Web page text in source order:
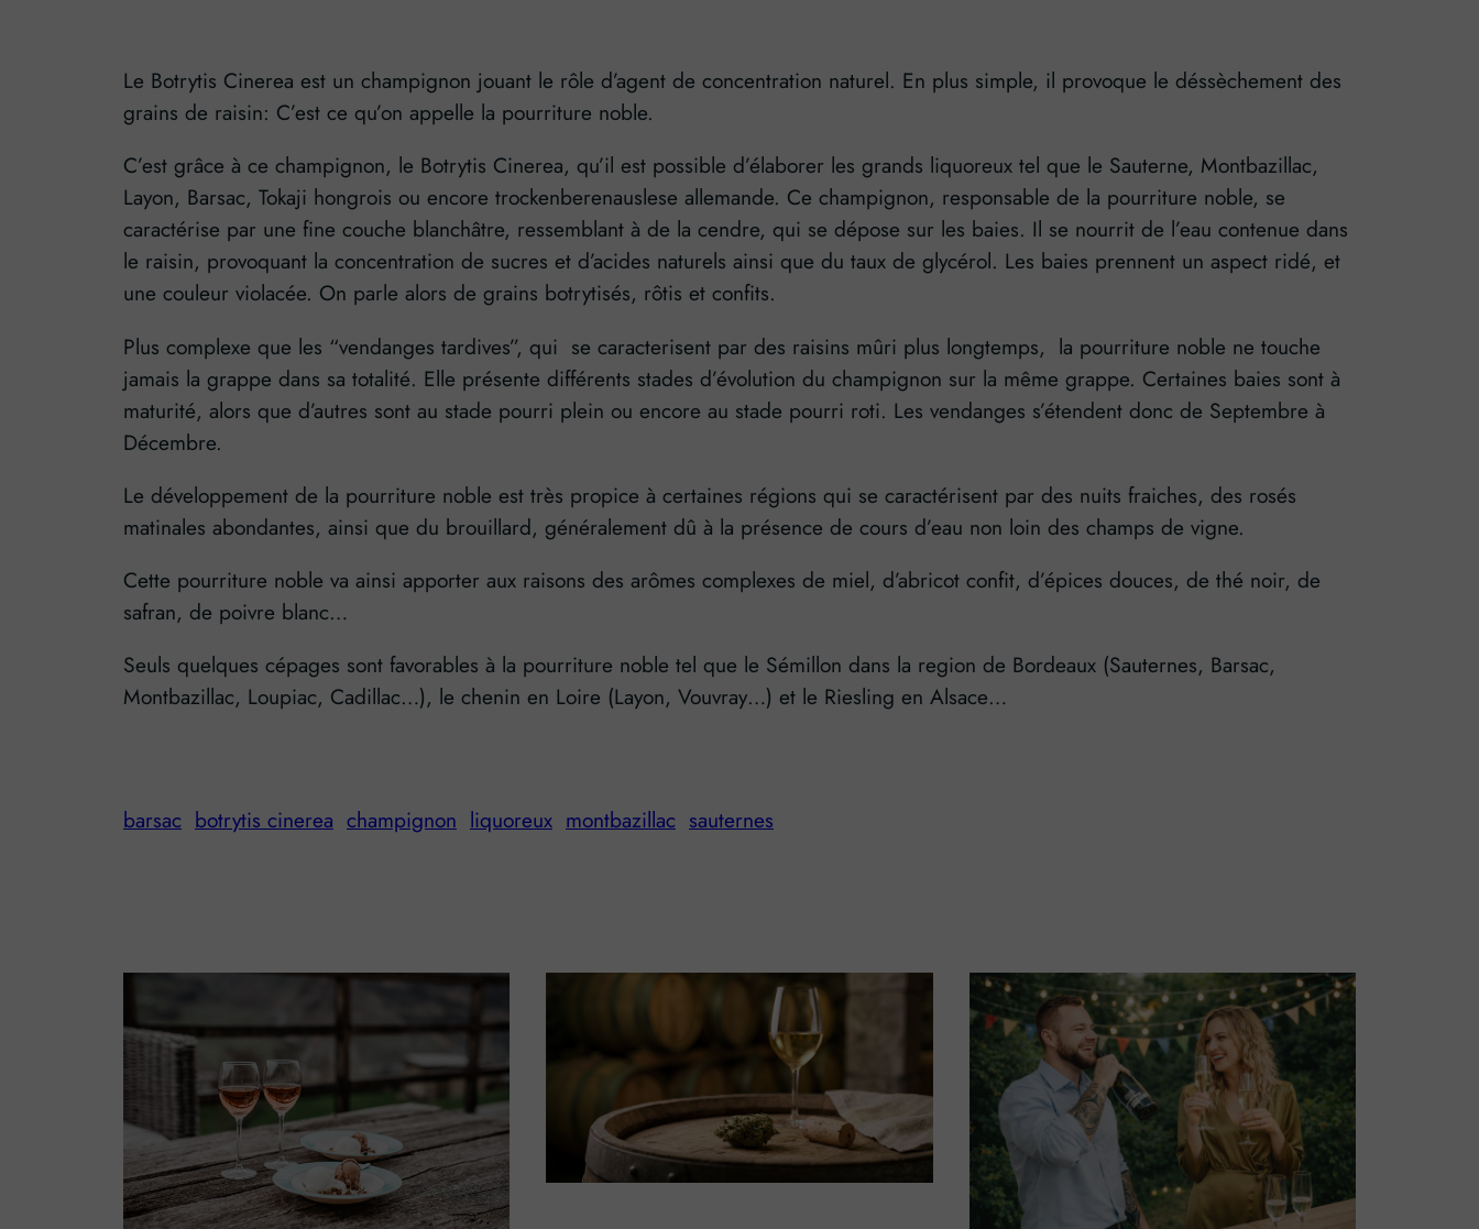
Le Botrytis Cinerea est un champignon jouant le rôle d’agent de concentration naturel. En plus simple, il provoque le déssèchement des
grains de raisin: C’est ce qu’on appelle la pourriture noble.
C’est grâce à ce champignon, le Botrytis Cinerea, qu’il est possible d’élaborer les grands liquoreux tel que le Sauterne, Montbazillac,
Layon, Barsac, Tokaji hongrois ou encore trockenberenauslese allemande. Ce champignon, responsable de la pourriture noble, se
caractérise par une fine couche blanchâtre, ressemblant à de la cendre, qui se dépose sur les baies. Il se nourrit de l’eau contenue dans
le raisin, provoquant la concentration de sucres et d’acides naturels ainsi que du taux de glycérol. Les baies prennent un aspect ridé, et
une couleur violacée. On parle alors de grains botrytisés, rôtis et confits.
Plus complexe que les “vendanges tardives”, qui se caracterisent par des raisins mûri plus longtemps, la pourriture noble ne touche
jamais la grappe dans sa totalité. Elle présente différents stades d’évolution du champignon sur la même grappe. Certaines baies sont à
maturité, alors que d’autres sont au stade pourri plein ou encore au stade pourri roti. Les vendanges s’étendent donc de Septembre à
Décembre.
Le développement de la pourriture noble est très propice à certaines régions qui se caractérisent par des nuits fraiches, des rosés
matinales abondantes, ainsi que du brouillard, généralement dû à la présence de cours d’eau non loin des champs de vigne.
Cette pourriture noble va ainsi apporter aux raisons des arômes complexes de miel, d’abricot confit, d’épices douces, de thé noir, de
safran, de poivre blanc…
Seuls quelques cépages sont favorables à la pourriture noble tel que le Sémillon dans la region de Bordeaux (Sauternes, Barsac,
Montbazillac, Loupiac, Cadillac…), le chenin en Loire (Layon, Vouvray…) et le Riesling en Alsace…
barsac botrytis cinerea champignon liquoreux montbazillac sauternes